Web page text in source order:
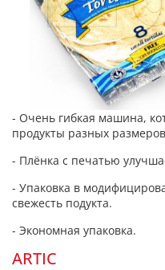
- Очень гибкая машина,
продукты разных
- Плёнка с печатью
- Упаковка в
свежесть подукта.
- Экономная упаковка.
ARTIC